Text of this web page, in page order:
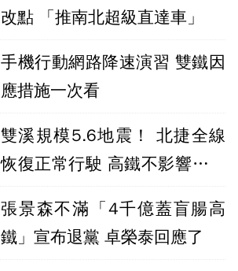
改點 「推南北超級直達車」
手機行動網路降速演習 雙鐵因
應措施一次看
雙溪規模5.6地震！ 北捷全線
恢復正常行駛 高鐵不影響列車
張景森不滿「4千億蓋盲腸高
鐵」宣布退黨 卓榮泰回應了